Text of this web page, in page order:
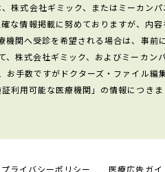
株式会社ギミック、またはミーカン
な情報掲載に努めておりますが、内
機関へ受診を希望される場合は、事前
株式会社ギミック、およびミーカン
お手数ですがドクターズ・ファイル編
利用可能な医療機関」の情報につき
プライバシーポリシー 医療広告ガ